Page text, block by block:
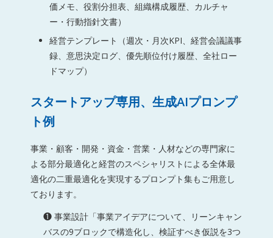
価メモ、役割分担表、組織構成履歴、カルチャ
ー・行動指針文書）
経営テンプレート（週次・月次KPI、経営会議議事
録、意思決定ログ、優先順位付け履歴、全社ロー
ドマップ）
スタートアップ専用、生成AIプロンプ
ト例
事業・顧客・開発・資金・営業・人材などの専門家に
よる部分最適化と経営のスペシャリストによる全体最
適化の二重最適化を実現するプロンプト集もご用意し
ております。
❶ 事業設計「事業アイデアについて、リーンキャン
バスの9ブロックで構造化し、検証すべき仮説を3つ